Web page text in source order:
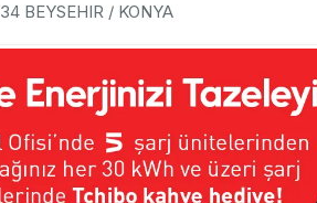
BEYSEHIR / KONYA